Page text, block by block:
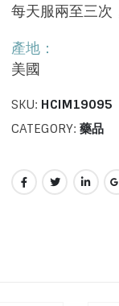
每天服兩至三次
產地：
美國
SKU: HCIM19095
CATEGORY: 藥品